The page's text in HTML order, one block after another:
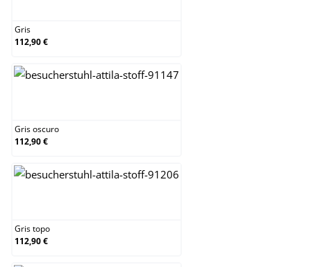
Gris
112,90 €
Gris oscuro
112,90 €
Gris topo
112,90 €